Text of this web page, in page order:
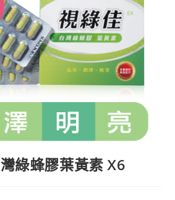
綠蜂膠葉黃素 X6